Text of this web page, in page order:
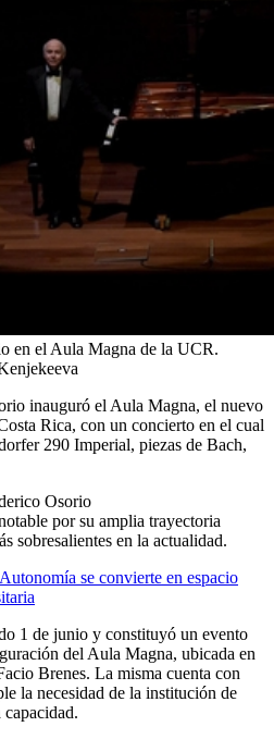
en el Aula Magna de la UCR.
inauguró el Aula Magna, el nuevo
Rica, con un concierto en el cual
290 Imperial, piezas de Bach,
Osorio
por su amplia trayectoria
sobresalientes en la actualidad.
se convierte en espacio
1 de junio y constituyó un evento
del Aula Magna, ubicada en
Brenes. La misma cuenta con
la necesidad de la institución de